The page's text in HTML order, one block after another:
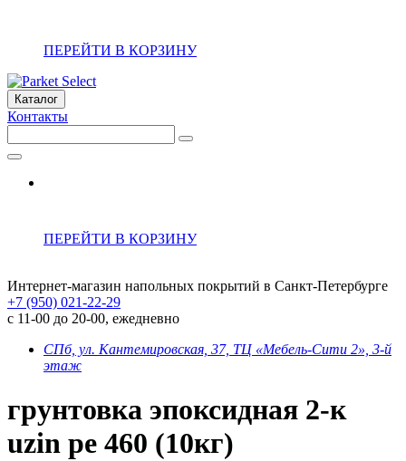
ПЕРЕЙТИ В КОРЗИНУ
Каталог
Контакты
ПЕРЕЙТИ В КОРЗИНУ
Интернет-магазин напольных покрытий в Санкт-Петербурге
+7 (950) 021-22-29
с 11-00 до 20-00, ежедневно
СПб, ул. Кантемировская, 37, ТЦ «Мебель-Сити 2», 3-й
этаж
грунтовка эпоксидная 2-к
uzin pe 460 (10кг)